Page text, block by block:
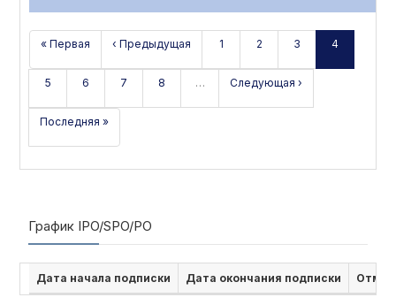
« Первая ‹ Предыдущая 1 2 3 4
5 6 7 8 … Следующая ›
Последняя »
График IPO/SPO/PO
Дата начала подписки Дата окончания подписки